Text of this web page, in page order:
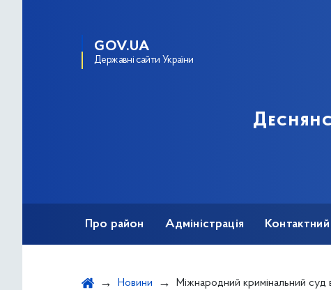
GOV.UA
Державні сайти України
Про район Адміністрація
Новини Міжнародний кримінальний суд видав ордер на арешт Путіна; історичне рішення, з якого почнеться історична